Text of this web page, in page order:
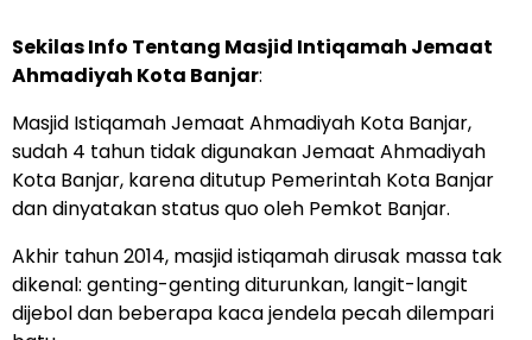
Sekilas Info Tentang Masjid Intiqamah Jemaat
Ahmadiyah Kota Banjar:
Masjid Istiqamah Jemaat Ahmadiyah Kota Banjar,
sudah 4 tahun tidak digunakan Jemaat Ahmadiyah
Kota Banjar, karena ditutup Pemerintah Kota Banjar
dan dinyatakan status quo oleh Pemkot Banjar.
Akhir tahun 2014, masjid istiqamah dirusak massa tak
dikenal: genting-genting diturunkan, langit-langit
dijebol dan beberapa kaca jendela pecah dilempari